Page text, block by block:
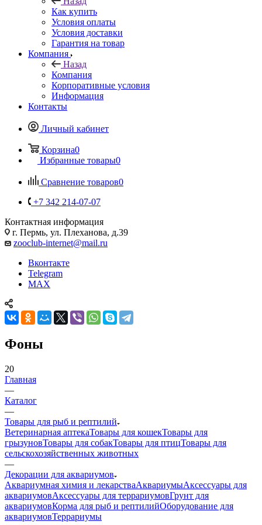
Как купить
Условия оплаты
Условия доставки
Гарантия на товар
Компания
Назад
Компания
Корпоративные условия
Информация
Контакты
Личный кабинет
Корзина0
Избранные товары0
Сравнение товаров0
+7 342 214-07-07
Контактная информация
г. Пермь, ул. Плеханова, д.39
zooclub-internet@mail.ru
Вконтакте
Telegram
MAX
Фоны
20
Главная
—
Каталог
—
Товары для рыб и рептилий
Ветеринарная аптекаТовары для кошекТовары для
грызуновТовары для собакТовары для птицТовары для
сельскохозяйственных животных
—
Декорации для аквариумов
Аквариумная химия и лекарстваАквариумыАксессуары для
аквариумовАксессуары для террариумовГрунт для
аквариумовКорма для рыб и рептилийОборудование для
аквариумовТеррариумы